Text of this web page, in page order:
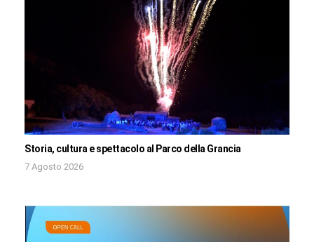
Storia, cultura e spettacolo al Parco della Grancia
7 Agosto 2026